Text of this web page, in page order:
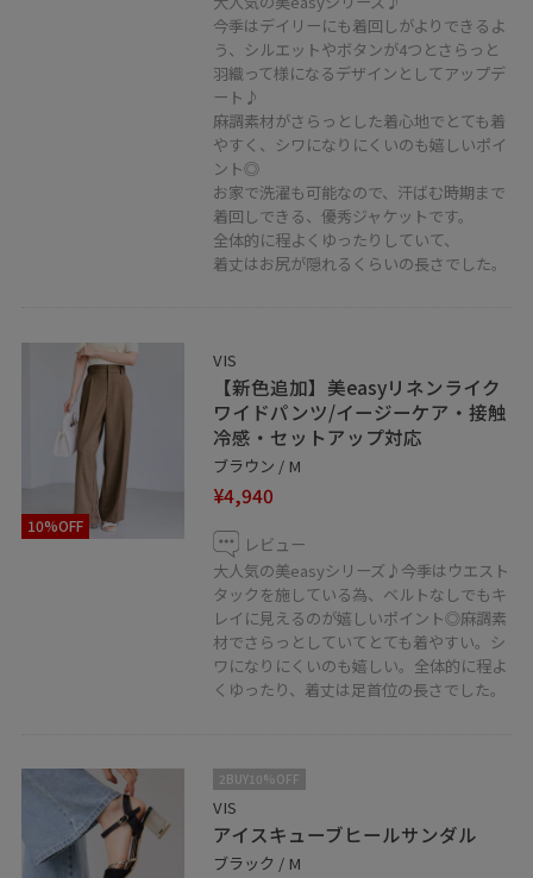
最近インスタはじめました♪@_ichi___v
※室内での撮影画像は光の当たり具合で色味が異なって
見える場合がございます為、商品の色味は公式の画像を
※掲載のないものは私物となります。
今季はデイリーにも着回しがよりできるよ
う、シルエットやボタンが4つとさらっと
羽織って様になるデザインとしてアップデ
ート♪
麻調素材がさらっとした着心地でとても着
やすく、シワになりにくいのも嬉しいポイ
ント◎
お家で洗濯も可能なので、汗ばむ時期まで
着回しできる、優秀ジャケットです。
全体的に程よくゆったりしていて、
着丈はお尻が隠れるくらいの長さでした。
10%OFF
VIS
【新色追加】美easyリネンライク
ワイドパンツ/イージーケア・接触
冷感・セットアップ対応
ブラウン / M
¥4,940
レビュー
大人気の美easyシリーズ♪今季はウエスト
タックを施している為、ベルトなしでもキ
レイに見えるのが嬉しいポイント◎麻調素
材でさらっとしていてとても着やすい。シ
ワになりにくいのも嬉しい。全体的に程よ
くゆったり、着丈は足首位の長さでした。
2BUY10%OFF
VIS
アイスキューブヒールサンダル
ブラック / M